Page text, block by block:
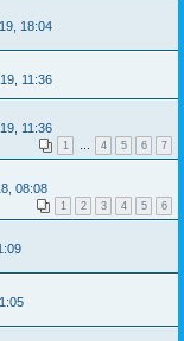
18:04
11:36
11:36
1 … 4 5 6 7
08:08
1 2 3 4 5 6